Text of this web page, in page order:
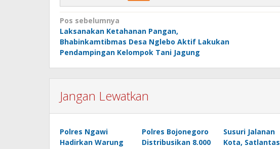
Navigasi
pos
Pos sebelumnya
Laksanakan Ketahanan Pangan,
Bhabinkamtibmas Desa Nglebo Aktif Lakukan
Pendampingan Kelompok Tani Jagung
Jangan Lewatkan
Polres Ngawi
Hadirkan Warung
Polres Bojonegoro
Distribusikan 8.000
Susuri Jalanan
Kota, Satlantas